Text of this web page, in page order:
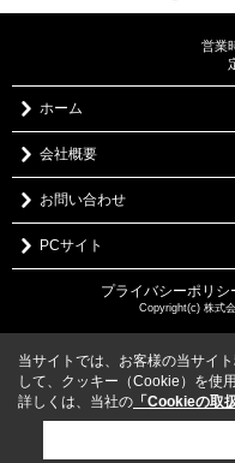
営業
ホーム
会社概要
お問い合わせ
PCサイト
プライバシーポリシ
Copyright(c) 株式
当サイトでは、お客様の当サイ
して、クッキー（Cookie）を使
詳しくは、当社の 「Cookieの取